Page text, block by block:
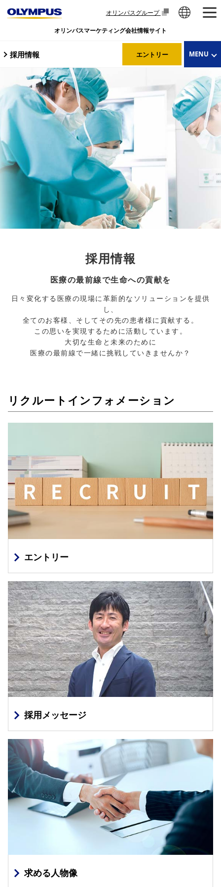
オリンパスグループ
オリンパスマーケティング会社情報サイト
採用情報 MENU
エントリー
採用情報
医療の最前線で生命への貢献を
日々変化する医療の現場に革新的なソリューションを提供
し、
全てのお客様、そしてその先の患者様に貢献する。
この思いを実現するために活動しています。
大切な生命と未来のために
医療の最前線で一緒に挑戦していきませんか？
リクルートインフォメーション
エントリー
採用メッセージ
求める人物像